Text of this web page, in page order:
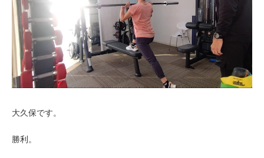
お客様の声（40代）
お客様の声（50代以上）
お客様の声（男性）
大久保です。
勝利。